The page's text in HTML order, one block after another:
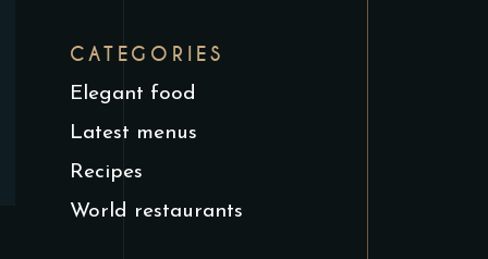
CATEGORIES
Elegant food
Latest menus
Recipes
World restaurants